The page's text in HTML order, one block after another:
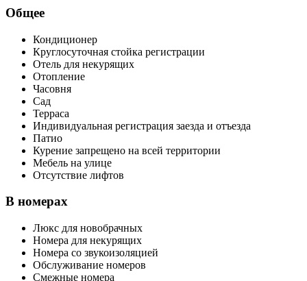
Общее
Кондиционер
Круглосуточная стойка регистрации
Отель для некурящих
Отопление
Часовня
Сад
Терраса
Индивидуальная регистрация заезда и отъезда
Патио
Курение запрещено на всей территории
Мебель на улице
Отсутствие лифтов
В номерах
Люкс для новобрачных
Номера для некурящих
Номера со звукоизоляцией
Обслуживание номеров
Смежные номера